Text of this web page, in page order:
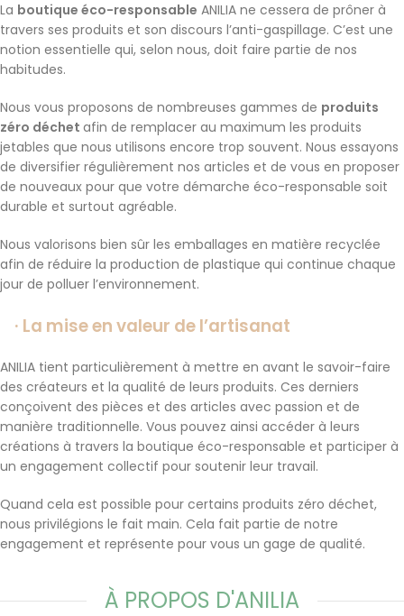
La boutique éco-responsable ANILIA ne cessera de prôner à
travers ses produits et son discours l’anti-gaspillage. C’est une
notion essentielle qui, selon nous, doit faire partie de nos
habitudes.
Nous vous proposons de nombreuses gammes de produits
zéro déchet afin de remplacer au maximum les produits
jetables que nous utilisons encore trop souvent. Nous essayons
de diversifier régulièrement nos articles et de vous en proposer
de nouveaux pour que votre démarche éco-responsable soit
durable et surtout agréable.
Nous valorisons bien sûr les emballages en matière recyclée
afin de réduire la production de plastique qui continue chaque
jour de polluer l’environnement.
· La mise en valeur de l’artisanat
ANILIA tient particulièrement à mettre en avant le savoir-faire
des créateurs et la qualité de leurs produits. Ces derniers
conçoivent des pièces et des articles avec passion et de
manière traditionnelle. Vous pouvez ainsi accéder à leurs
créations à travers la boutique éco-responsable et participer à
un engagement collectif pour soutenir leur travail.
Quand cela est possible pour certains produits zéro déchet,
nous privilégions le fait main. Cela fait partie de notre
engagement et représente pour vous un gage de qualité.
À PROPOS D'ANILIA